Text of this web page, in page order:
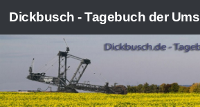
Zum Inhalt springen